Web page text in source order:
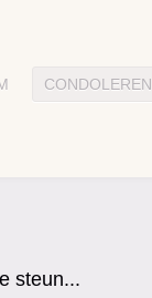
CONDOLEREN
steun...